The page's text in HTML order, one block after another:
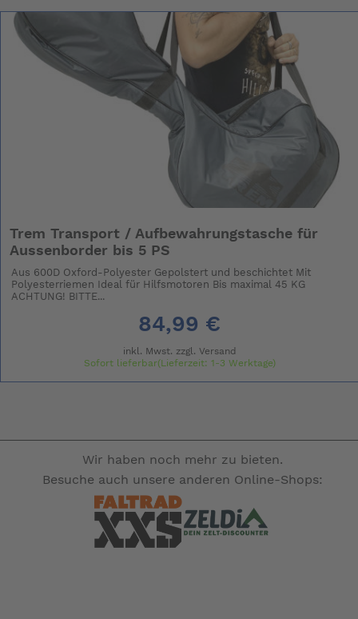
Trem Transport / Aufbewahrungstasche für
Aussenborder bis 5 PS
Aus 600D Oxford-Polyester Gepolstert und beschichtet Mit
Polyesterriemen Ideal für Hilfsmotoren Bis maximal 45 KG
ACHTUNG! BITTE...
84,99 €
inkl. Mwst. zzgl. Versand
Sofort lieferbar(Lieferzeit: 1-3 Werktage)
Wir haben noch mehr zu bieten.
Besuche auch unsere anderen Online-Shops: